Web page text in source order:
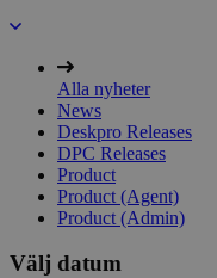
Alla nyheter
News
Deskpro Releases
DPC Releases
Product
Product (Agent)
Product (Admin)
Välj datum